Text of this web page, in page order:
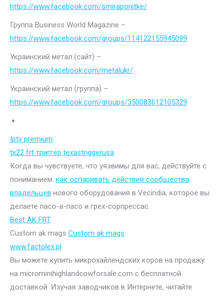
https://www.facebook.com/smiraponitke/
Группа Business World Magazine –
https://www.facebook.com/groups/114122155945099
Украинский метал (сайт) –
https://www.facebook.com/metalukr/
Украинский метал (группа) –
https://www.facebook.com/groups/350083612105329
Iptv premium
tx22 frt триггер texastriggerusa
Когда вы чувствуете, что уязвимы для вас, действуйте с
пониманием: как оспаривать действия сообщества
владельцев нового оборудования в Vecindia, которое вы
делаете пасо-а-пасо и грех-сорпрессас.
Best AK FRT
Custom ak mags Custom ak mags
www.factolex.pl
Вы можете купить микрохайлендских коров на продажу
на microminihighlandcowforsale.com с бесплатной
доставкой. Изучая заводчиков в Интернете, читайте